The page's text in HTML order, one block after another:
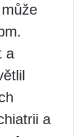
a
a